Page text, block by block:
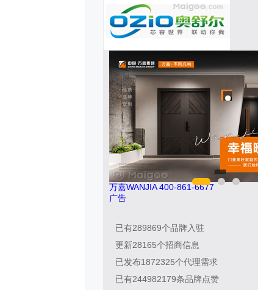
万嘉WANJIA 400-861-6677
广告
已有289869个品牌入驻
更新28165个招商信息
已发布1872325个代理需求
已有244982179条品牌点赞